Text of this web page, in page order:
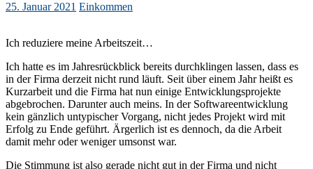
25. Januar 2021 Einkommen
Ich reduziere meine Arbeitszeit…
Ich hatte es im Jahresrückblick bereits durchklingen lassen, dass es
in der Firma derzeit nicht rund läuft. Seit über einem Jahr heißt es
Kurzarbeit und die Firma hat nun einige Entwicklungsprojekte
abgebrochen. Darunter auch meins. In der Softwareentwicklung
kein gänzlich untypischer Vorgang, nicht jedes Projekt wird mit
Erfolg zu Ende geführt. Ärgerlich ist es dennoch, da die Arbeit
damit mehr oder weniger umsonst war.
Die Stimmung ist also gerade nicht gut in der Firma und nicht